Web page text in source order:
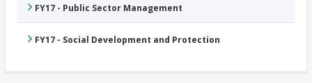
FY17 - Public Sector Management
FY17 - Social Development and Protection